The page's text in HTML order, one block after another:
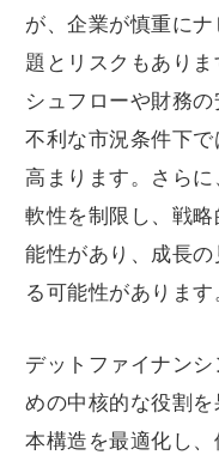
が、企業が慎重に
題とリスクもあり
シュフローや財務
不利な市況条件下
高まります。さら
軟性を制限し、戦
能性があり、成長
る可能性があります
デットファイナン
めの中核的な役割
本構造を最適化し